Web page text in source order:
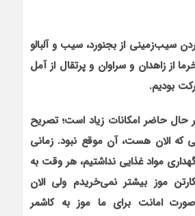
سیب‌زمینی از بجنورد، سیب و آلبالو
از زاهدان و سراوان و پرتقال از آمل
بودیم.
حال حاضر امکانات زیاد است؛ تصریح
که الان هست، آن موقع نبود. زمانی
مواد غذایی نداشتیم، هر وقت به
می‌رفتم 2 کارتن موز بیشتر نمی‌خریدم ولی الان
تن به‌صورت امانت برای ما موز به کاشمر